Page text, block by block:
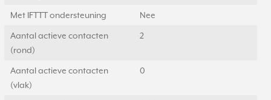
Met IFTTT ondersteuning Nee
Aantal actieve contacten
(rond)
2
Aantal actieve contacten
(vlak)
0